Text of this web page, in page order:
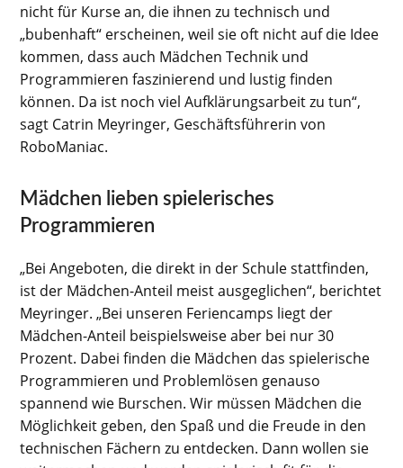
nicht für Kurse an, die ihnen zu technisch und
„bubenhaft“ erscheinen, weil sie oft nicht auf die Idee
kommen, dass auch Mädchen Technik und
Programmieren faszinierend und lustig finden
können. Da ist noch viel Aufklärungsarbeit zu tun“,
sagt Catrin Meyringer, Geschäftsführerin von
RoboManiac.
Mädchen lieben spielerisches
Programmieren
„Bei Angeboten, die direkt in der Schule stattfinden,
ist der Mädchen-Anteil meist ausgeglichen“, berichtet
Meyringer. „Bei unseren Feriencamps liegt der
Mädchen-Anteil beispielsweise aber bei nur 30
Prozent. Dabei finden die Mädchen das spielerische
Programmieren und Problemlösen genauso
spannend wie Burschen. Wir müssen Mädchen die
Möglichkeit geben, den Spaß und die Freude in den
technischen Fächern zu entdecken. Dann wollen sie